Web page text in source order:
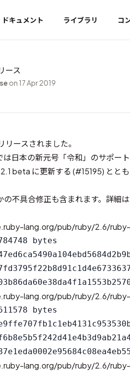
ドキュメント ライブラリ コ
ース
on 17 Apr 2019
リースされました。
は日本の新元号「令和」のサポー
beta に更新する (#15195) とと
の不具合修正も含まれます。詳細は
lang.org/pub/ruby/2.6/
bytes
lang.org/pub/ruby/2.6/
bytes
lang.org/pub/ruby/2.6/